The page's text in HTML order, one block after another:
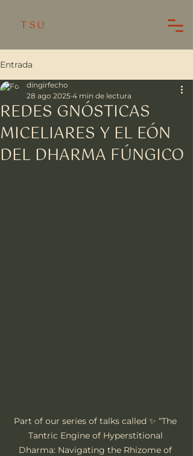
TSU
Entrada
REDES GNÓSTICAS
MICELIARES Y EL EÓN
DEL DHARMA FÚNGICO
dingirfecho
28 ago 2025 4 min de lectura
Part of our series of talks called ✨ “The
Tantric Engine of Hyperstitional
Dharma: Navigating the Rhizome of